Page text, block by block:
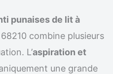
punaises de lit à
combine plusieurs
L’aspiration et
une grande